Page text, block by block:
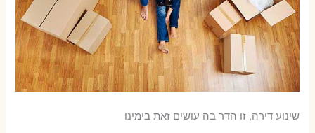
שינוע דירה, זו הדר בה עושים זאת בימינו